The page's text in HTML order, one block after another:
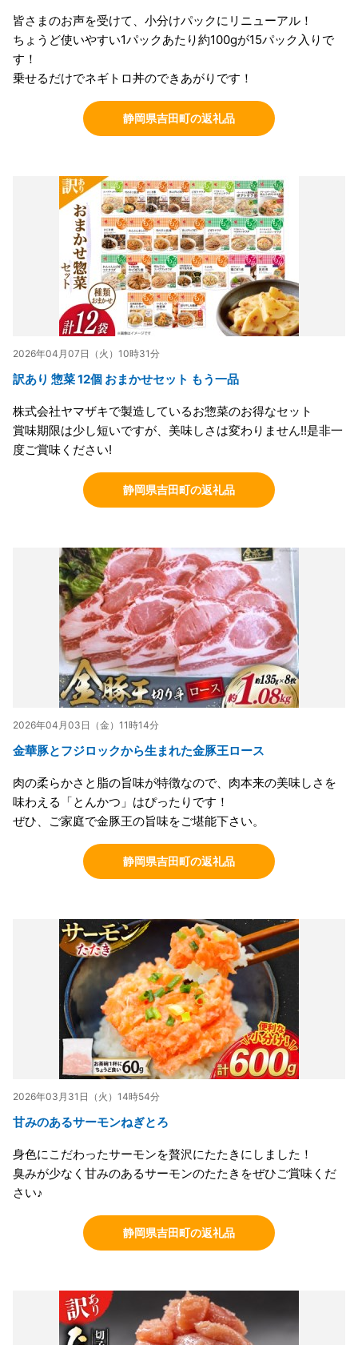
皆さまのお声を受けて、小分けパックにリニューアル！
ちょうど使いやすい1パックあたり約100gが15パック入りで
す！
乗せるだけでネギトロ丼のできあがりです！
静岡県吉田町の返礼品
2026年04月07日（火）10時31分
訳あり 惣菜 12個 おまかせセット もう一品
株式会社ヤマザキで製造しているお惣菜のお得なセット
賞味期限は少し短いですが、美味しさは変わりません!!是非一
度ご賞味ください!
静岡県吉田町の返礼品
2026年04月03日（金）11時14分
金華豚とフジロックから生まれた金豚王ロース
肉の柔らかさと脂の旨味が特徴なので、肉本来の美味しさを
味わえる「とんかつ」はぴったりです！
ぜひ、ご家庭で金豚王の旨味をご堪能下さい。
静岡県吉田町の返礼品
2026年03月31日（火）14時54分
甘みのあるサーモンねぎとろ
身色にこだわったサーモンを贅沢にたたきにしました！
臭みが少なく甘みのあるサーモンのたたきをぜひご賞味くだ
さい♪
静岡県吉田町の返礼品